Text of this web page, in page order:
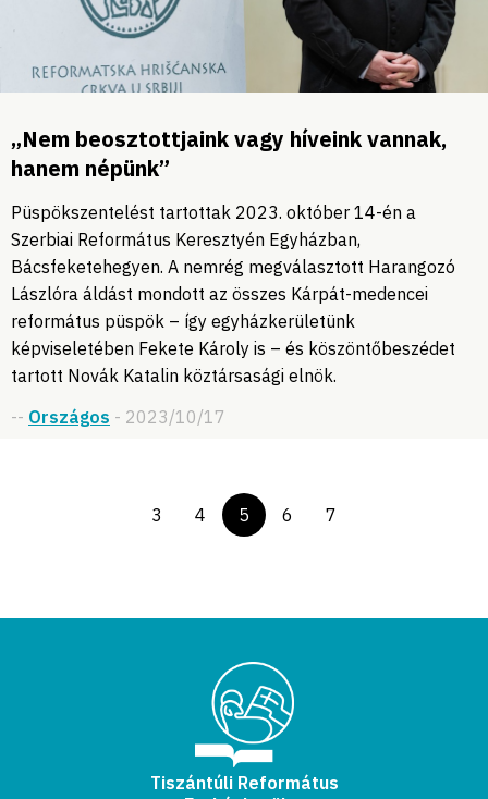
„Nem beosztottjaink vagy híveink vannak,
hanem népünk”
Püspökszentelést tartottak 2023. október 14-én a
Szerbiai Református Keresztyén Egyházban,
Bácsfeketehegyen. A nemrég megválasztott Harangozó
Lászlóra áldást mondott az összes Kárpát-medencei
református püspök – így egyházkerületünk
képviseletében Fekete Károly is – és köszöntőbeszédet
tartott Novák Katalin köztársasági elnök.
-- Országos - 2023/10/17
3 4 5 6 7
Tiszántúli Református